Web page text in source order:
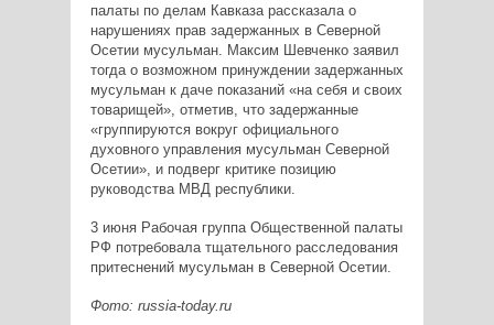
палаты по делам Кавказа рассказала о
нарушениях прав задержанных в Северной
Осетии мусульман. Максим Шевченко заявил
тогда о возможном принуждении задержанных
мусульман к даче показаний «на себя и своих
товарищей», отметив, что задержанные
«группируются вокруг официального
духовного управления мусульман Северной
Осетии», и подверг критике позицию
руководства МВД республики.
3 июня Рабочая группа Общественной палаты
РФ потребовала тщательного расследования
притеснений мусульман в Северной Осетии.
Фото: russia-today.ru